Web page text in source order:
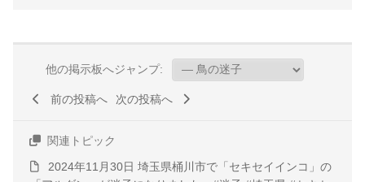
他の掲示板へジャンプ:
前の投稿へ 次の投稿へ
関連トピック
2024年11月30日 埼玉県桶川市で「セキセイインコ」の